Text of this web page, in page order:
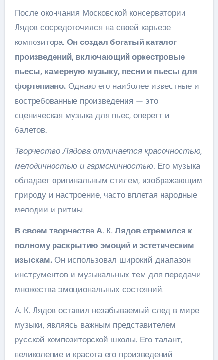
После окончания Московской консерватории
Лядов сосредоточился на своей карьере
композитора. Он создал богатый каталог
произведений, включающий оркестровые
пьесы, камерную музыку, песни и пьесы для
фортепиано.Однако его наиболее известные и
востребованные произведения — это
сценическая музыка для пьес, оперетт и
балетов.
Творчество Лядова отличается красочностью,
мелодичностью и гармоничностью.Его музыка
обладает оригинальным стилем, изображающим
природу и настроение, часто вплетая народные
мелодии и ритмы.
В своем творчестве А. К. Лядов стремился к
полному раскрытию эмоций и эстетическим
изыскам.Он использовал широкий диапазон
инструментов и музыкальных тем для передачи
множества эмоциональных состояний.
А. К. Лядов оставил незабываемый след в мире
музыки, являясь важным представителем
русской композиторской школы. Его талант,
великолепие и красота его произведений